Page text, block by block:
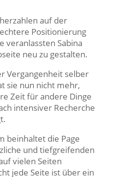
auf der
Positionierung
veranlassten Sabina
neu zu gestalten.
Vergangenheit selber
sie nun nicht mehr,
Zeit für andere Dinge
intensiver Recherche
beinhaltet die Page
und tiefgreifenden
vielen Seiten
jede Seite ist über ein